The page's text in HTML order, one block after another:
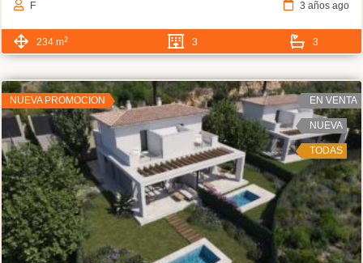
F
3 años ago
234 m2 3 3
NUEVA PROMOCION EN VENTA
NUEVA
TODAS